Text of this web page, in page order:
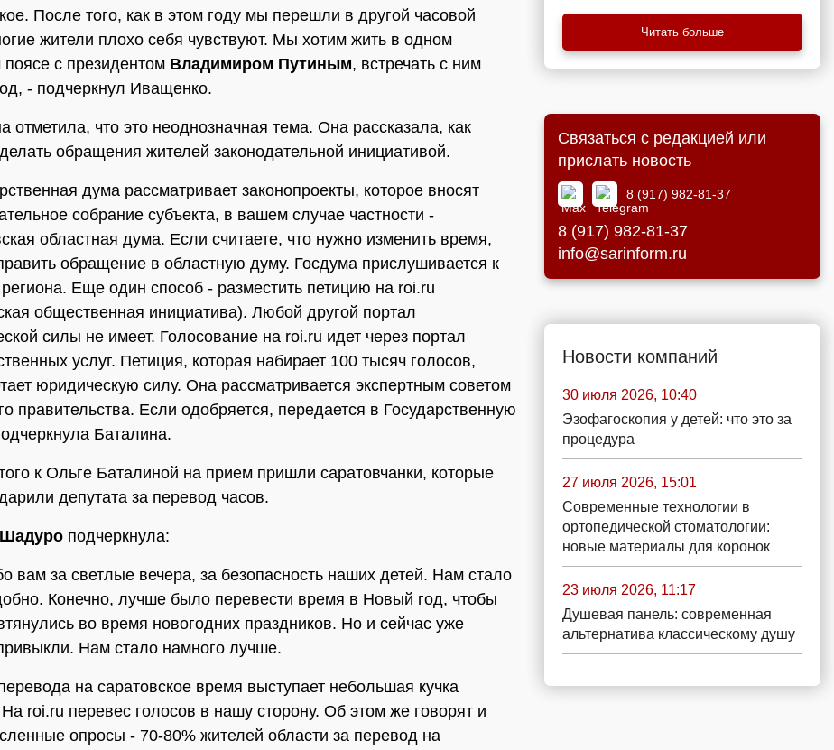
После того, как в этом году мы перешли в другой часовой
жители плохо себя чувствуют. Мы хотим жить в одном
поясе с президентом Владимиром Путиным, встречать с ним
- подчеркнул Иващенко.
отметила, что это неоднозначная тема. Она рассказала, как
обращения жителей законодательной инициативой.
дума рассматривает законопроекты, которое вносят
собрание субъекта, в вашем случае частности -
областная дума. Если считаете, что нужно изменить время,
обращение в областную думу. Госдума прислушивается к
Еще один способ - разместить петицию на roi.ru
общественная инициатива). Любой другой портал
силы не имеет. Голосование на roi.ru идет через портал
услуг. Петиция, которая набирает 100 тысяч голосов,
юридическую силу. Она рассматривается экспертным советом
правительства. Если одобряется, передается в Государственную
Баталина.
к Ольге Баталиной на прием пришли саратовчанки, которые
депутата за перевод часов.
подчеркнула:
вам за светлые вечера, за безопасность наших детей. Нам стало
Конечно, лучше было перевести время в Новый год, чтобы
во время новогодних праздников. Но и сейчас уже
Нам стало намного лучше.
на саратовское время выступает небольшая кучка
roi.ru перевес голосов в нашу сторону. Об этом же говорят и
опросы - 70-80% жителей области за перевод на
Читать больше
Связаться с редакцией или
прислать новость
8 (917) 982-81-37
8 (917) 982-81-37
info@sarinform.ru
Новости компаний
30 июля 2026, 10:40
Эзофагоскопия у детей: что это за
процедура
27 июля 2026, 15:01
Современные технологии в
ортопедической стоматологии:
новые материалы для коронок
23 июля 2026, 11:17
Душевая панель: современная
альтернатива классическому душу